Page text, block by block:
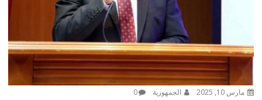
مارس 10, 2025 الجمهورية 0